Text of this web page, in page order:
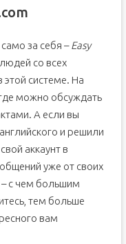
за себя –Easy
со всех
этой системе. На
можно обсуждать
А если вы
и решили
аккаунт в
уже от своих
– с чем большим
тем больше
вам